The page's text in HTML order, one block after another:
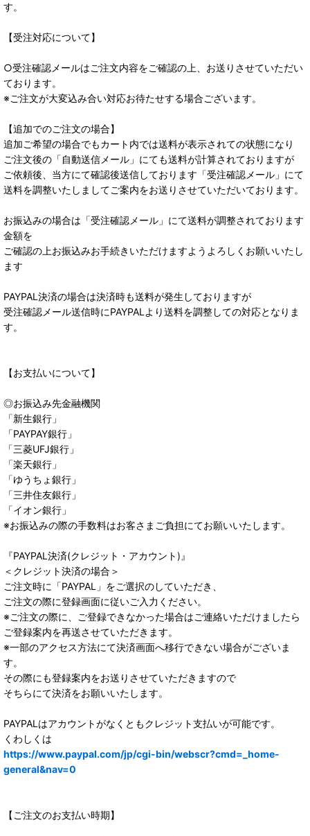
す。
【受注対応について】
○受注確認メールはご注文内容をご確認の上、お送りさせていただい
ております。
※ご注文が大変込み合い対応お待たせする場合ございます。
【追加でのご注文の場合】
追加ご希望の場合でもカート内では送料が表示されての状態になり
ご注文後の「自動送信メール」にても送料が計算されておりますが
ご依頼後、当方にて確認後送信しております「受注確認メール」にて
送料を調整いたしましてご案内をお送りさせていただいております。
お振込みの場合は「受注確認メール」にて送料が調整されております
金額を
ご確認の上お振込みお手続きいただけますようよろしくお願いいたし
ます
PAYPAL決済の場合は決済時も送料が発生しておりますが
受注確認メール送信時にPAYPALより送料を調整しての対応となりま
す。
【お支払いについて】
◎お振込み先金融機関
「新生銀行」
「PAYPAY銀行」
「三菱UFJ銀行」
「楽天銀行」
「ゆうちょ銀行」
「三井住友銀行」
「イオン銀行」
※お振込みの際の手数料はお客さまご負担にてお願いいたします。
『PAYPAL決済(クレジット・アカウント)』
＜クレジット決済の場合＞
ご注文時に「PAYPAL」をご選択のしていただき、
ご注文の際に登録画面に従いご入力ください。
※ご注文の際に、ご登録できなかった場合はご連絡いただけましたら
ご登録案内を再送させていただきます。
※一部のアクセス方法にて決済画面へ移行できない場合がございま
す。
その際にも登録案内をお送りさせていただきますので
そちらにて決済をお願いいたします。
PAYPALはアカウントがなくともクレジット支払いが可能です。
くわしくは
https://www.paypal.com/jp/cgi-bin/webscr?cmd=_home-
general&nav=0
【ご注文のお支払い時期】